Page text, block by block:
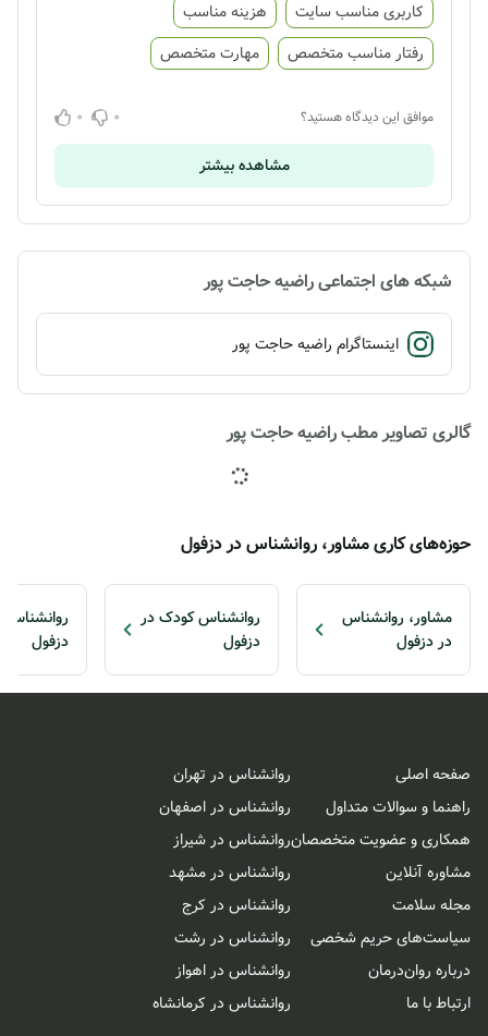
کاربری مناسب سایت
هزینه مناسب
رفتار مناسب متخصص
مهارت متخصص
موافق این دیدگاه هستید؟ 0
0
مشاهده بیشتر
شبکه های اجتماعی راضیه حاجت پور
اینستاگرام راضیه حاجت پور
گالری تصاویر مطب راضیه حاجت پور
حوزه‌های کاری مشاور، روانشناس در دزفول
مشاور، روانشناس
در دزفول
روانشناس کودک در
دزفول
روانشناس
دزفول
صفحه اصلی
راهنما و سوالات متداول
همکاری و عضویت متخصصان
مشاوره آنلاین
مجله سلامت
سیاست‌های حریم شخصی
درباره روان‌درمان
ارتباط با ما
روانشناس در تهران
روانشناس در اصفهان
روانشناس در شیراز
روانشناس در مشهد
روانشناس در کرج
روانشناس در رشت
روانشناس در اهواز
روانشناس در کرمانشاه